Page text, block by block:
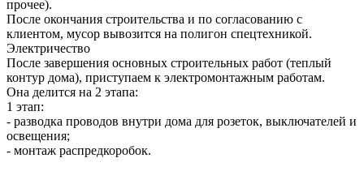
прочее).
После окончания строительства и по согласованию с
клиентом, мусор вывозится на полигон спецтехникой.
Электричество
После завершения основных строительных работ (теплый
контур дома), приступаем к электромонтажным работам.
Она делится на 2 этапа:
1 этап:
- разводка проводов внутри дома для розеток, выключателей и
освещения;
- монтаж распредкоробок.